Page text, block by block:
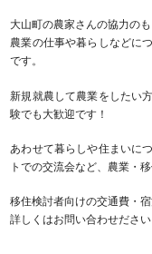
大山町の農家さんの協力の
農業の仕事や暮らしなどに
です。
新規就農して農業をしたい
験でも大歓迎です！
あわせて暮らしや住まいに
トでの交流会など、農業・
移住検討者向けの交通費・
詳しくはお問い合わせださい